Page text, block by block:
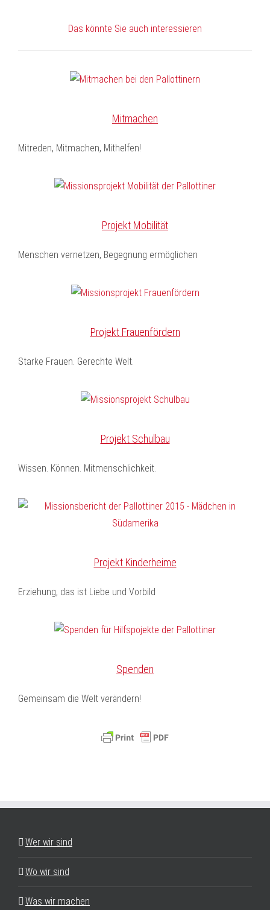
Das könnte Sie auch interessieren
Mitmachen
Mitreden, Mitmachen, Mithelfen!
Projekt Mobilität
Menschen vernetzen, Begegnung ermöglichen
Projekt Frauenfördern
Starke Frauen. Gerechte Welt.
Projekt Schulbau
Wissen. Können. Mitmenschlichkeit.
Projekt Kinderheime
Erziehung, das ist Liebe und Vorbild
Spenden
Gemeinsam die Welt verändern!
Wer wir sind
Wo wir sind
Was wir machen